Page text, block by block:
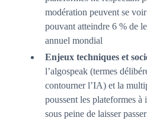
modération peuvent se
pouvant atteindre 6 % de
annuel mondial
Enjeux techniques et
l’algospeak (termes
contourner l’IA) et la
poussent les plateformes à
sous peine de laisser